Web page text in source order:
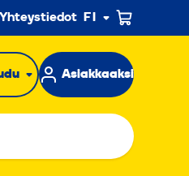
Yhteystiedot FI
Asiakkaaksi